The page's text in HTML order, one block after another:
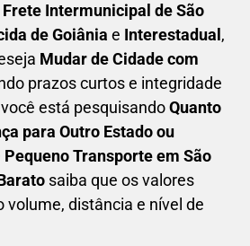
Frete Intermunicipal de São
de Goiânia e Interestadual ,
Mudar de Cidade com
prazos curtos e integridade
está pesquisandoQuanto
para Outro Estado ou
Pequeno Transporte em São
saiba que os valores
volume, distância e nível de